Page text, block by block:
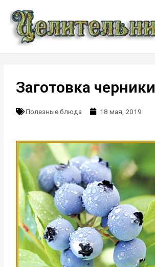
Заготовка черники
Полезные блюда 18 мая, 2019